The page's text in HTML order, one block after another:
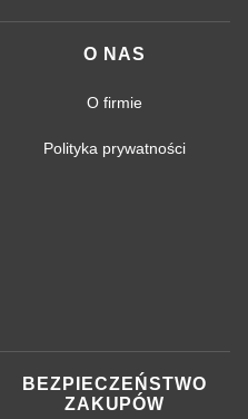
O NAS
O firmie
Polityka prywatności
BEZPIECZEŃSTWO
ZAKUPÓW